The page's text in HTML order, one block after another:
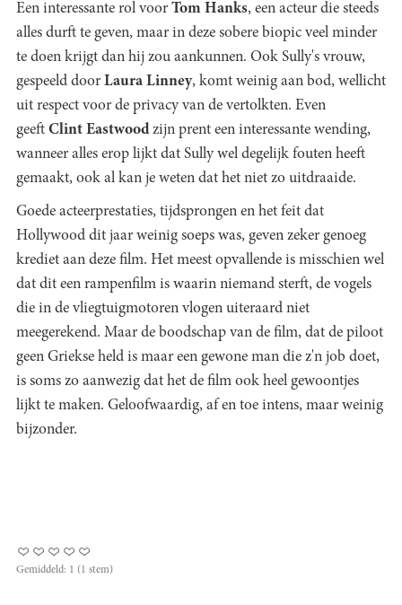
Een interessante rol voor Tom Hanks, een acteur die steeds
alles durft te geven, maar in deze sobere biopic veel minder
te doen krijgt dan hij zou aankunnen. Ook Sully's vrouw,
gespeeld door Laura Linney, komt weinig aan bod, wellicht
uit respect voor de privacy van de vertolkten. Even
geeft Clint Eastwoodzijn prent een interessante wending,
wanneer alles erop lijkt dat Sully wel degelijk fouten heeft
gemaakt, ook al kan je weten dat het niet zo uitdraaide.
Goede acteerprestaties, tijdsprongen en het feit dat
Hollywood dit jaar weinig soeps was, geven zeker genoeg
krediet aan deze film. Het meest opvallende is misschien wel
dat dit een rampenfilm is waarin niemand sterft, de vogels
die in de vliegtuigmotoren vlogen uiteraard niet
meegerekend. Maar de boodschap van de film, dat de piloot
geen Griekse held is maar een gewone man die z'n job doet,
is soms zo aanwezig dat het de film ook heel gewoontjes
lijkt te maken. Geloofwaardig, af en toe intens, maar weinig
bijzonder.
Gemiddeld: 1 (1 stem)